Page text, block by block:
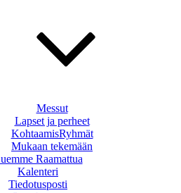
Messut
Lapset ja perheet
KohtaamisRyhmät
Mukaan tekemään
Raamattua
Kalenteri
Tiedotusposti